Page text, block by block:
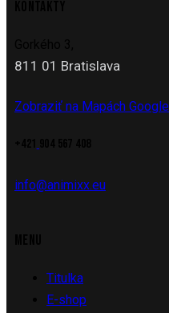
811 01 Bratislava
Zobraziť na Mapách Google
info@animixx.eu
Titulka
E-shop